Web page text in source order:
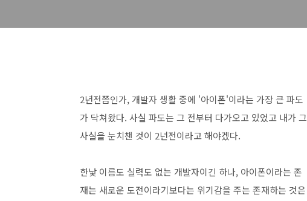
2년전쯤인가, 개발자 생활 중에 '아이폰'이라는 가장 큰 파도
가 닥쳐왔다. 사실 파도는 그 전부터 다가오고 있었고 내가 그
사실을 눈치챈 것이 2년전이라고 해야겠다.
한낯 이름도 실력도 없는 개발자이긴 하나, 아이폰이라는 존
재는 새로운 도전이라기보다는 위기감을 주는 존재하는 것은